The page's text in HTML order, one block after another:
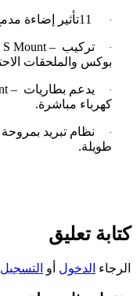
·
11تأثير إضاءة
· تركيب S Mount –
بوكس والملحقات
· يدعم بطاريات –
كهرباء مباشرة.
· نظام تبريد
طويلة.
كتابة تعليق
الرجاء الدخول أو التسجيل